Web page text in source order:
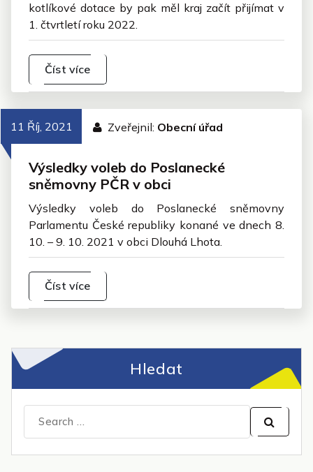
kotlíkové dotace by pak měl kraj začít přijímat v
1. čtvrtletí roku 2022.
Číst více
11 Říj, 2021 Zveřejnil: Obecní úřad
Výsledky voleb do Poslanecké
sněmovny PČR v obci
Výsledky voleb do Poslanecké sněmovny
Parlamentu České republiky konané ve dnech 8.
10. – 9. 10. 2021 v obci Dlouhá Lhota.
Číst více
Hledat
for: